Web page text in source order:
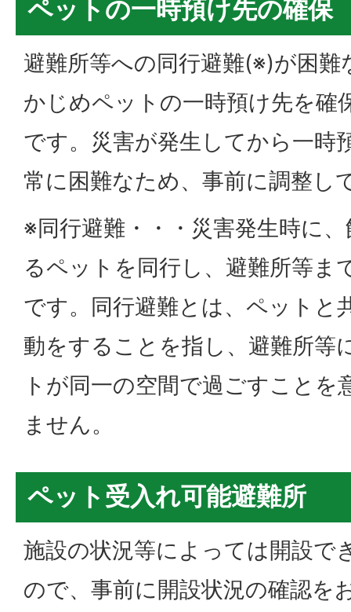
ペットの一時預け先の確保
避難所等への同行避難(※)が困
かじめペットの一時預け先を確
です。災害が発生してから一時
常に困難なため、事前に調整し
※同行避難・・・災害発生時に
るペットを同行し、避難所等ま
です。同行避難とは、ペットと
動をすることを指し、避難所等
トが同一の空間で過ごすこと
ません。
ペット受入れ可能避難所
施設の状況等によっては開設で
ので、事前に開設状況の確認を